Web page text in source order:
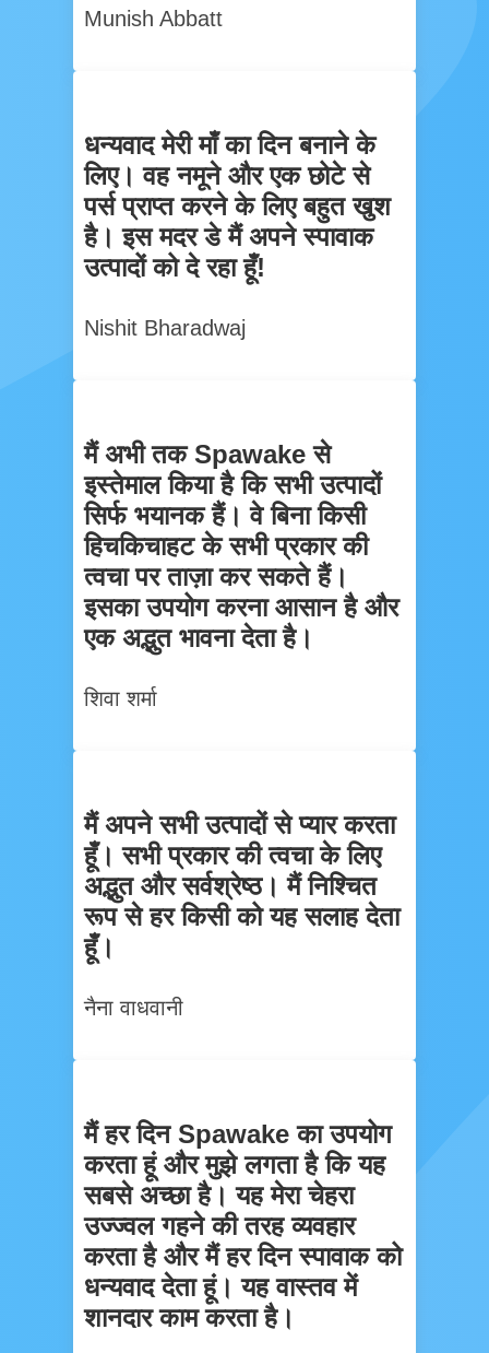
Munish Abbatt
धन्यवाद मेरी माँ का दिन बनाने के
लिए। वह नमूने और एक छोटे से
पर्स प्राप्त करने के लिए बहुत खुश
है। इस मदर डे मैं अपने स्पावाक
उत्पादों को दे रहा हूँ!
Nishit Bharadwaj
मैं अभी तक Spawake से
इस्तेमाल किया है कि सभी उत्पादों
सिर्फ भयानक हैं। वे बिना किसी
हिचकिचाहट के सभी प्रकार की
त्वचा पर ताज़ा कर सकते हैं।
इसका उपयोग करना आसान है और
एक अद्भुत भावना देता है।
शिवा शर्मा
मैं अपने सभी उत्पादों से प्यार करता
हूँ। सभी प्रकार की त्वचा के लिए
अद्भुत और सर्वश्रेष्ठ। मैं निश्चित
रूप से हर किसी को यह सलाह देता
हूँ।
नैना वाधवानी
मैं हर दिन Spawake का उपयोग
करता हूं और मुझे लगता है कि यह
सबसे अच्छा है। यह मेरा चेहरा
उज्ज्वल गहने की तरह व्यवहार
करता है और मैं हर दिन स्पावाक को
धन्यवाद देता हूं। यह वास्तव में
शानदार काम करता है।